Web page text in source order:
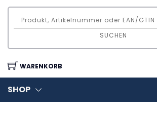
SUCHEN
WARENKORB
SHOP